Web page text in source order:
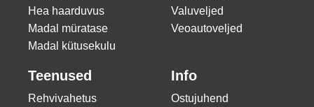
Hea haarduvus
Madal müratase
Madal kütusekulu
Valuveljed
Veoautoveljed
Teenused
Rehvivahetus
Info
Ostujuhend